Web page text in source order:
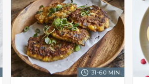
31-60 MIN.